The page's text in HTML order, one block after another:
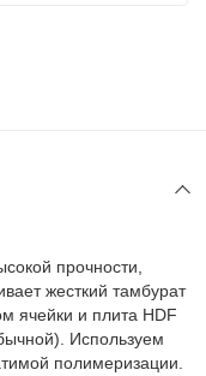
прочности,
жесткий тамбурат
ячейки и плита HDF
Используем
полимеризации.